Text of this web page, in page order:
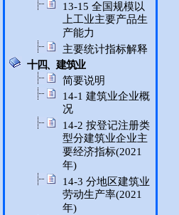
13-15 全国规模以
上工业主要产品生
产能力
主要统计指标解释
十四、建筑业
简要说明
14-1 建筑业企业概
况
14-2 按登记注册类
型分建筑业企业主
要经济指标(2021
年)
14-3 分地区建筑业
劳动生产率(2021
年)